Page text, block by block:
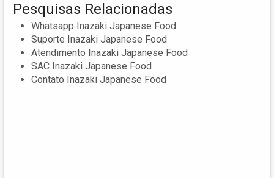
Pesquisas Relacionadas
Whatsapp Inazaki Japanese Food
Suporte Inazaki Japanese Food
Atendimento Inazaki Japanese Food
SAC Inazaki Japanese Food
Contato Inazaki Japanese Food